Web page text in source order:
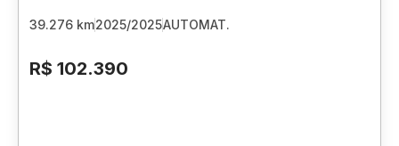
39.276 km2025/2025AUTOMAT.
R$ 102.390